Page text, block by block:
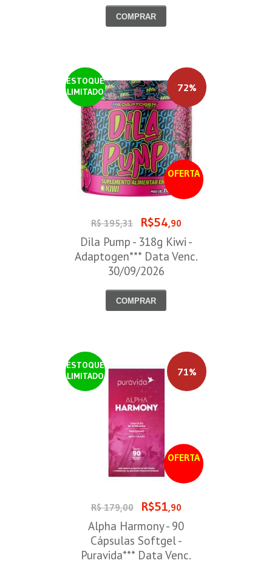
COMPRAR
ESTOQUE
LIMITADO
OFERTA
72%
R$ 195,31 R$54,90
Dila Pump - 318g Kiwi -
Adaptogen*** Data Venc.
30/09/2026
COMPRAR
ESTOQUE
LIMITADO
OFERTA
71%
R$ 179,00 R$51,90
Alpha Harmony - 90
Cápsulas Softgel -
Puravida*** Data Venc.